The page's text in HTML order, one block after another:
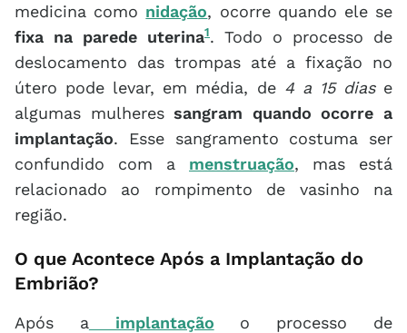
medicina como nidação, ocorre quando ele se
fixa na parede uterina1. Todo o processo de
deslocamento das trompas até a fixação no
útero pode levar, em média, de 4 a 15 diase
algumas mulheressangram quando ocorre a
implantação. Esse sangramento costuma ser
confundido com a menstruação, mas está
relacionado ao rompimento de vasinho na
região.
O que Acontece Após a Implantação do
Embrião?
Após a implantação o processo de